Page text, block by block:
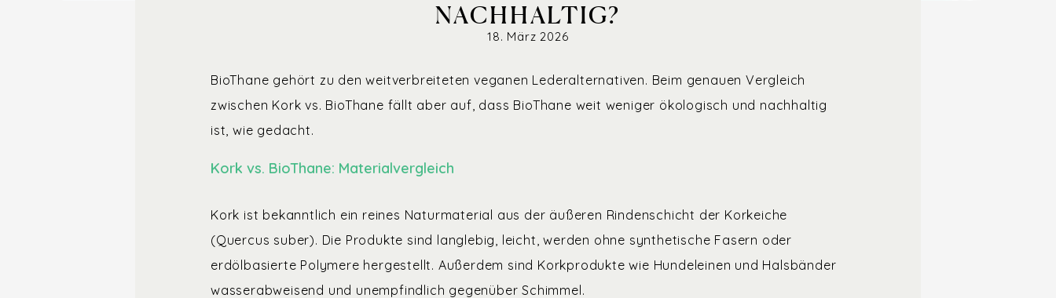
NACHHALTIG?
18. März 2026
BioThane gehört zu den weitverbreiteten veganen Lederalternativen. Beim genauen Vergleich
zwischen Kork vs. BioThane fällt aber auf, dass BioThane weit weniger ökologisch und nachhaltig
ist, wie gedacht.
Kork vs. BioThane: Materialvergleich
Kork ist bekanntlich ein reines Naturmaterial aus der äußeren Rindenschicht der Korkeiche
(Quercus suber). Die Produkte sind langlebig, leicht, werden ohne synthetische Fasern oder
erdölbasierte Polymere hergestellt. Außerdem sind Korkprodukte wie Hundeleinen und Halsbänder
wasserabweisend und unempfindlich gegenüber Schimmel.